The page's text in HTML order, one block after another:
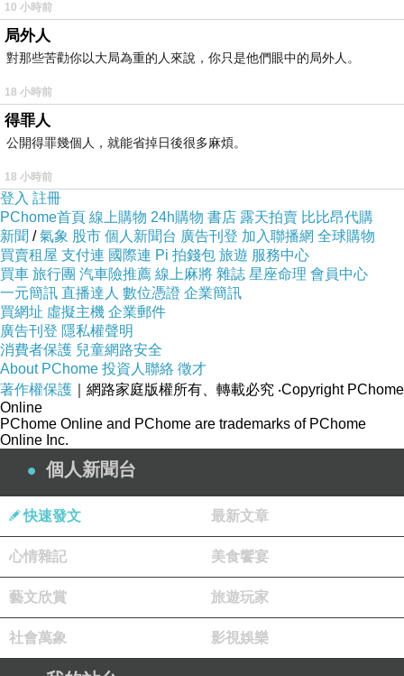
10 小時前
局外人
對那些苦勸你以大局為重的人來說，你只是他們眼中的局外人。
18 小時前
得罪人
公開得罪幾個人，就能省掉日後很多麻煩。
18 小時前
登入 註冊
PChome首頁 線上購物 24h購物 書店 露天拍賣 比比昂代購
新聞 /氣象 股市 個人新聞台 廣告刊登 加入聯播網 全球購物
買賣租屋 支付連 國際連 Pi 拍錢包 旅遊 服務中心
買車 旅行團 汽車險推薦 線上麻將 雜誌 星座命理 會員中心
一元簡訊 直播達人 數位憑證 企業簡訊
買網址 虛擬主機 企業郵件
廣告刊登 隱私權聲明
消費者保護 兒童網路安全
About PChome 投資人聯絡 徵才
著作權保護 ｜網路家庭版權所有、轉載必究 ‧Copyright PChome
Online
PChome Online and PChome are trademarks of PChome
Online Inc.
個人新聞台
快速發文 最新文章
心情雜記 美食饗宴
藝文欣賞 旅遊玩家
社會萬象 影視娛樂